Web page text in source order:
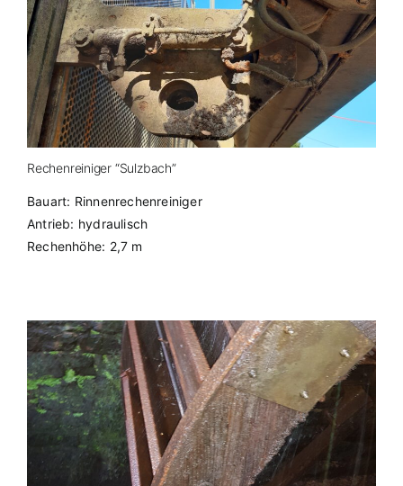
Rechenreiniger “Sulzbach”
Bauart: Rinnenrechenreiniger
Antrieb: hydraulisch
Rechenhöhe: 2,7 m